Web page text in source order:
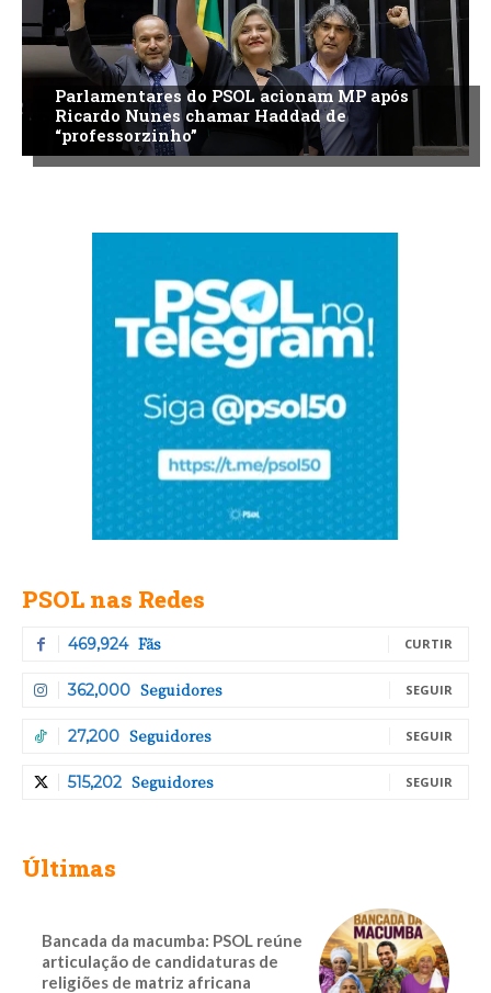
Parlamentares do PSOL acionam MP após
Ricardo Nunes chamar Haddad de
“professorzinho”
PSOL nas Redes
469,924 Fãs CURTIR
362,000 Seguidores SEGUIR
27,200 Seguidores SEGUIR
515,202 Seguidores SEGUIR
Últimas
Bancada da macumba: PSOL reúne
articulação de candidaturas de
religiões de matriz africana